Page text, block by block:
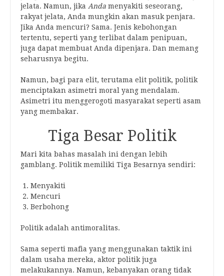
jelata. Namun, jika Anda menyakiti seseorang,
rakyat jelata, Anda mungkin akan masuk penjara.
Jika Anda mencuri? Sama. Jenis kebohongan
tertentu, seperti yang terlibat dalam penipuan,
juga dapat membuat Anda dipenjara. Dan memang
seharusnya begitu.
Namun, bagi para elit, terutama elit politik, politik
menciptakan asimetri moral yang mendalam.
Asimetri itu menggerogoti masyarakat seperti asam
yang membakar.
Tiga Besar Politik
Mari kita bahas masalah ini dengan lebih
gamblang. Politik memiliki Tiga Besarnya sendiri:
Menyakiti
Mencuri
Berbohong
Politik adalah antimoralitas.
Sama seperti mafia yang menggunakan taktik ini
dalam usaha mereka, aktor politik juga
melakukannya. Namun, kebanyakan orang tidak